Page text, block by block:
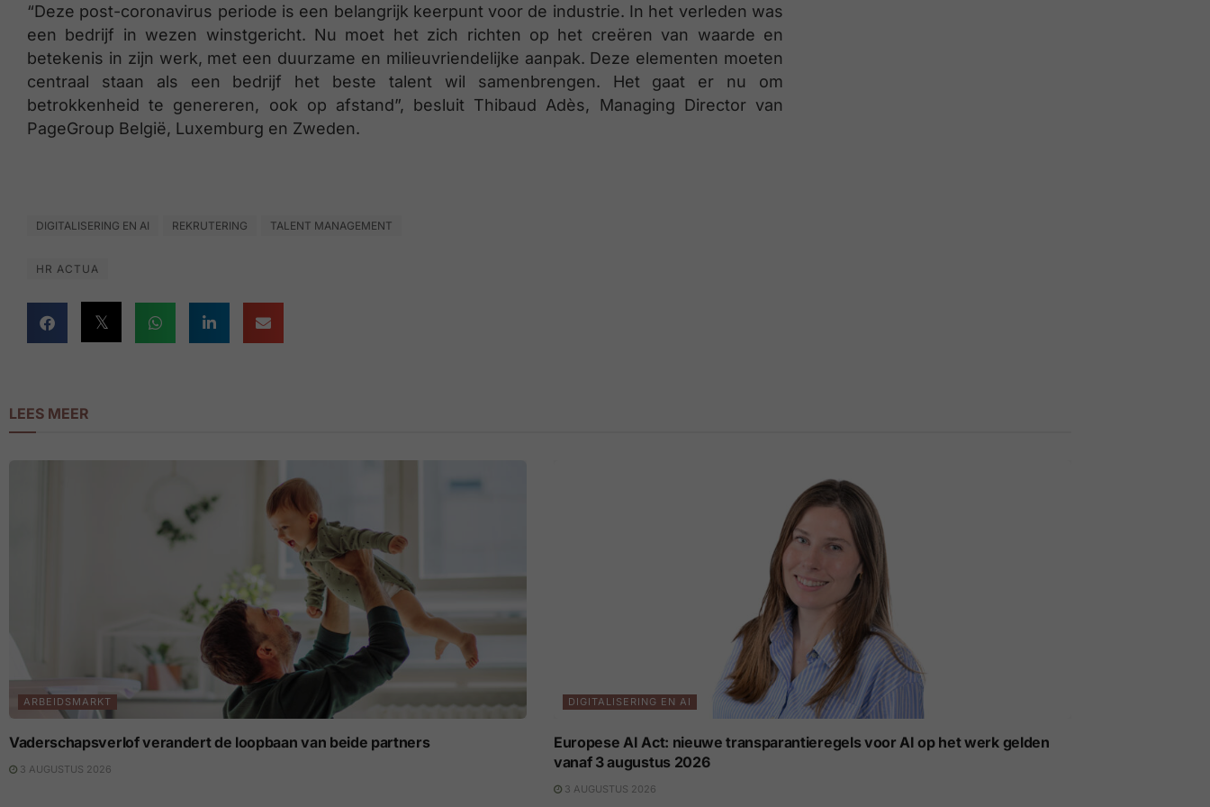
“Deze post-coronavirus periode is een belangrijk keerpunt voor de industrie. In het verleden was
een bedrijf in wezen winstgericht. Nu moet het zich richten op het creëren van waarde en
betekenis in zijn werk, met een duurzame en milieuvriendelijke aanpak. Deze elementen moeten
centraal staan als een bedrijf het beste talent wil samenbrengen. Het gaat er nu om
betrokkenheid te genereren, ook op afstand”, besluit Thibaud Adès, Managing Director van
PageGroup België, Luxemburg en Zweden.
DIGITALISERING EN AI REKRUTERING TALENT MANAGEMENT
HR ACTUA
LEES MEER
ARBEIDSMARKT
Vaderschapsverlof verandert de loopbaan van beide partners
3 AUGUSTUS 2026
DIGITALISERING EN AI
Europese AI Act: nieuwe transparantieregels voor AI op het werk gelden
vanaf 3 augustus 2026
3 AUGUSTUS 2026